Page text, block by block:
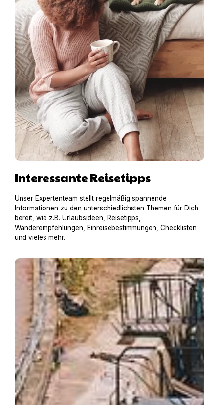
Interessante Reisetipps
Unser Expertenteam stellt regelmäßig spannende
Informationen zu den unterschiedlichsten Themen für Dich
bereit, wie z.B. Urlaubsideen, Reisetipps,
Wanderempfehlungen, Einreisebestimmungen, Checklisten
und vieles mehr.
Hausboot mit Hund